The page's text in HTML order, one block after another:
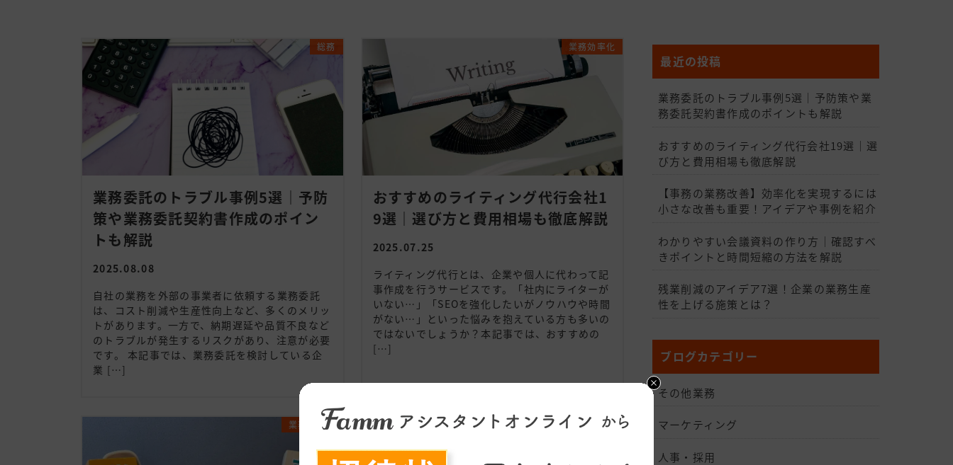
業務委託のトラブル事例5選｜予防
策や業務委託契約書作成のポイン
トも解説
2025.08.08
総務
自社の業務を外部の事業者に依頼する業務委託
は、コスト削減や生産性向上など、多くのメリッ
トがあります。一方で、納期遅延や品質不良など
のトラブルが発生するリスクがあり、注意が必要
です。 本記事では、業務委託を検討している企
業 […]
おすすめのライティング代行会社1
9選｜選び方と費用相場も徹底解説
2025.07.25
業務効率化
ライティング代行とは、企業や個人に代わって記
事作成を行うサービスです。「社内にライターが
いない…」「SEOを強化したいがノウハウや時間
がない…」といった悩みを抱えている方も多いの
ではないでしょうか？本記事では、おすすめの
[…]
業務効率化 資料制作
最近の投稿
業務委託のトラブル事例5選｜予防策や業
務委託契約書作成のポイントも解説
おすすめのライティング代行会社19選｜選
び方と費用相場も徹底解説
【事務の業務改善】効率化を実現するには
小さな改善も重要！アイデアや事例を紹介
わかりやすい会議資料の作り方｜確認すべ
きポイントと時間短縮の方法を解説
残業削減のアイデア7選！企業の業務生産
性を上げる施策とは？
ブログカテゴリー
その他業務
マーケティング
人事・採用